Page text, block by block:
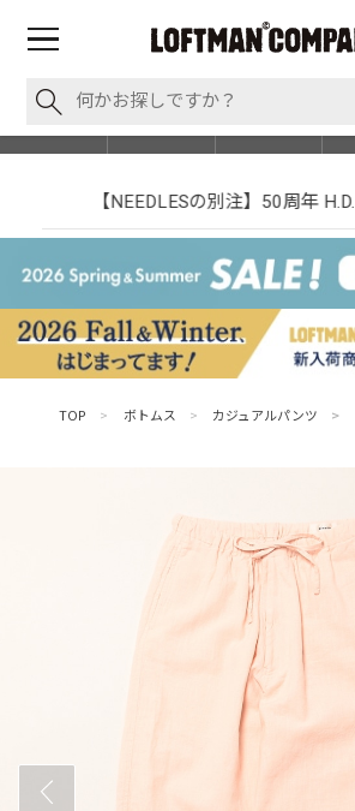
【NEEDLESの別注】50周年
TOP > ボトムス > カジュアルパンツ >